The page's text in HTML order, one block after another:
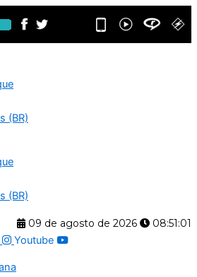
(BR)
(BR)
09 de agosto de 2026
08:51:01
Youtube